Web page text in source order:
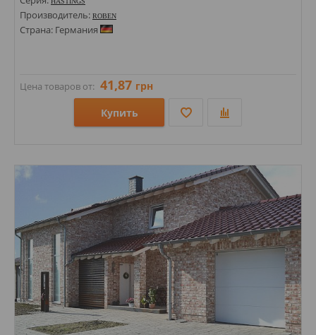
Производитель: ROBEN
Страна: Германия
Цена товаров от: 41,87 грн
Купить
Стили: Под кирпич;